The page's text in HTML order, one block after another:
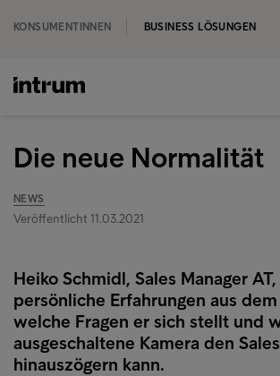
KONSUMENTINNEN BUSINESS LÖSUNGEN
Die neue Normalität
NEWS
Veröffentlicht 11.03.2021
Heiko Schmidl, Sales Manager
persönliche Erfahrungen aus
welche Fragen er sich stellt und
ausgeschaltene Kamera den
hinauszögern kann.